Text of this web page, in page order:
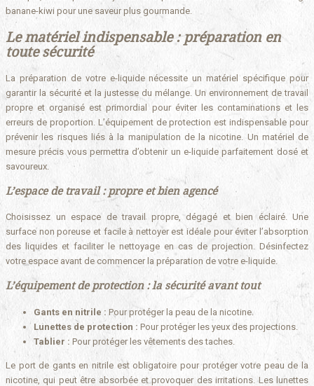
banane-kiwi pour une saveur plus gourmande.
Le matériel indispensable : préparation en
toute sécurité
La préparation de votre e-liquide nécessite un matériel spécifique pour
garantir la sécurité et la justesse du mélange. Un environnement de travail
propre et organisé est primordial pour éviter les contaminations et les
erreurs de proportion. L’équipement de protection est indispensable pour
prévenir les risques liés à la manipulation de la nicotine. Un matériel de
mesure précis vous permettra d’obtenir un e-liquide parfaitement dosé et
savoureux.
L’espace de travail : propre et bien agencé
Choisissez un espace de travail propre, dégagé et bien éclairé. Une
surface non poreuse et facile à nettoyer est idéale pour éviter l’absorption
des liquides et faciliter le nettoyage en cas de projection. Désinfectez
votre espace avant de commencer la préparation de votre e-liquide.
L’équipement de protection : la sécurité avant tout
Gants en nitrile : Pour protéger la peau de la nicotine.
Lunettes de protection : Pour protéger les yeux des projections.
Tablier : Pour protéger les vêtements des taches.
Le port de gants en nitrile est obligatoire pour protéger votre peau de la
nicotine, qui peut être absorbée et provoquer des irritations. Les lunettes